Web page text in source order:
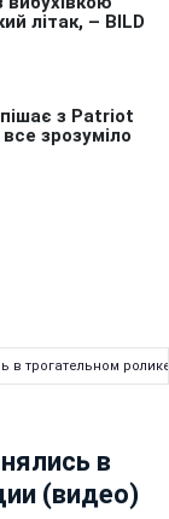
в трогательном
в
(видео)